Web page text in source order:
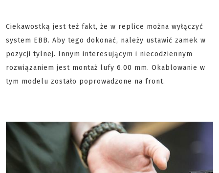
Ciekawostką jest też fakt, że w replice można wyłączyć
system EBB. Aby tego dokonać, należy ustawić zamek w
pozycji tylnej. Innym interesującym i niecodziennym
rozwiązaniem jest montaż lufy 6.00 mm. Okablowanie w
tym modelu zostało poprowadzone na front.